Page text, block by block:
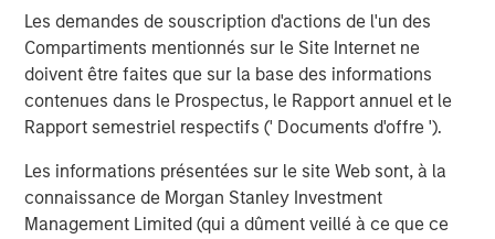
Les demandes de souscription d'actions de l'un des
Compartiments mentionnés sur le Site Internet ne
doivent être faites que sur la base des informations
contenues dans le Prospectus, le Rapport annuel et le
Rapport semestriel respectifs (' Documents d'offre ').
Les informations présentées sur le site Web sont, à la
connaissance de Morgan Stanley Investment
Management Limited (qui a dûment veillé à ce que ce
Morgan Stanley Capital Partners, part of Morgan Stanley
Investment Management, is a leading middle-market
private equity platform established in 1986 that focuses
on privately negotiated equity and equity-related
Capital Partners seeks to create value in portfolio
companies primarily in a series of subsectors in the
business services, consumer, healthcare, education and